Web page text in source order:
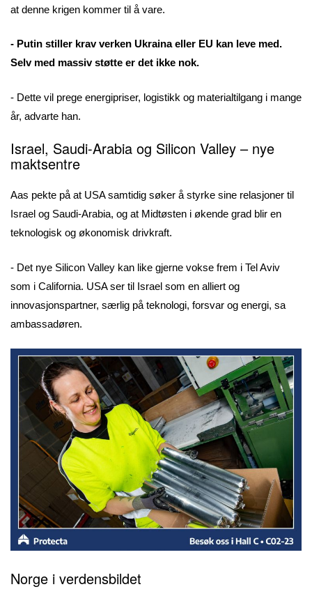
at denne krigen kommer til å vare.
- Putin stiller krav verken Ukraina eller EU kan leve med.
Selv med massiv støtte er det ikke nok.
- Dette vil prege energipriser, logistikk og materialtilgang i mange
år, advarte han.
Israel, Saudi-Arabia og Silicon Valley – nye
maktsentre
Aas pekte på at USA samtidig søker å styrke sine relasjoner til
Israel og Saudi-Arabia, og at Midtøsten i økende grad blir en
teknologisk og økonomisk drivkraft.
- Det nye Silicon Valley kan like gjerne vokse frem i Tel Aviv
som i California. USA ser til Israel som en alliert og
innovasjonspartner, særlig på teknologi, forsvar og energi, sa
ambassadøren.
Norge i verdensbildet